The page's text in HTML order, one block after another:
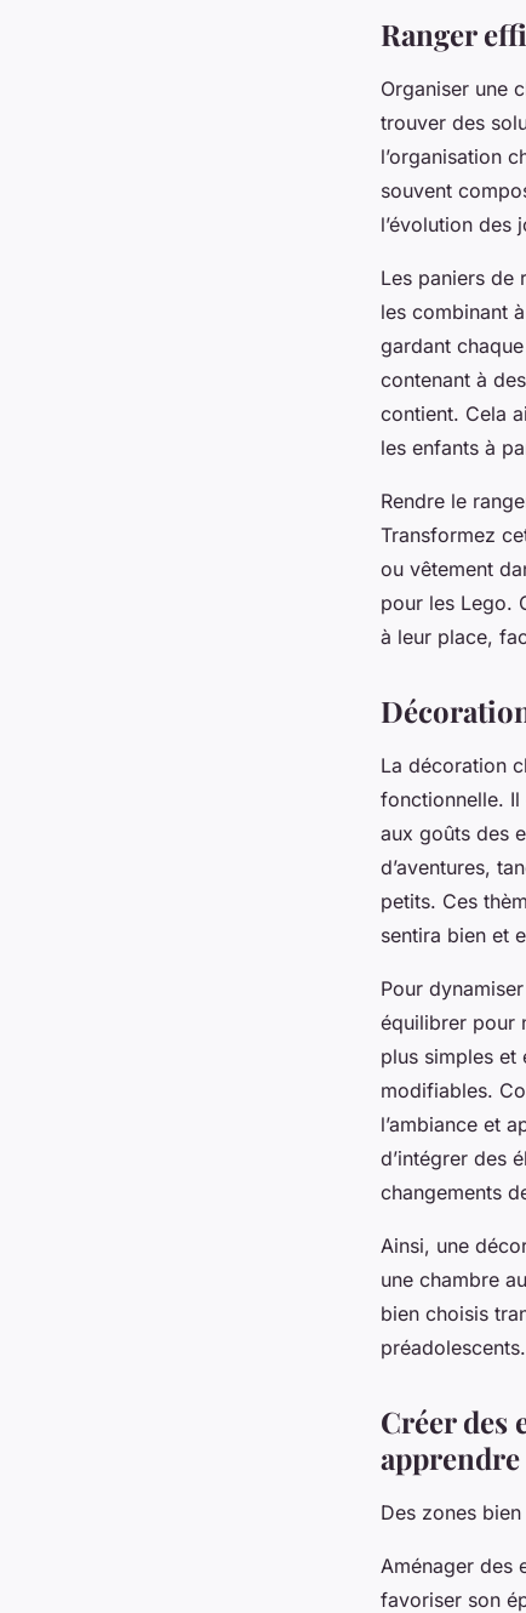
Ranger
Organiser une
trouver des
l’organisation
souvent
l’évolution des
Les paniers de
les combinant
gardant
contenant à
contient. Cela
les enfants à
Rendre le
Transformez
ou vêtement
pour les Lego.
à leur place,
La décoration
fonctionnelle. Il
aux goûts des
d’aventures,
petits. Ces
sentira bien et
Pour
équilibrer pour
plus simples et
modifiables.
l’ambiance et
d’intégrer des
changements
Ainsi, une
une chambre
bien choisis
préadolescents.
Créer des
apprendre
Des zones
Aménager des
favoriser son